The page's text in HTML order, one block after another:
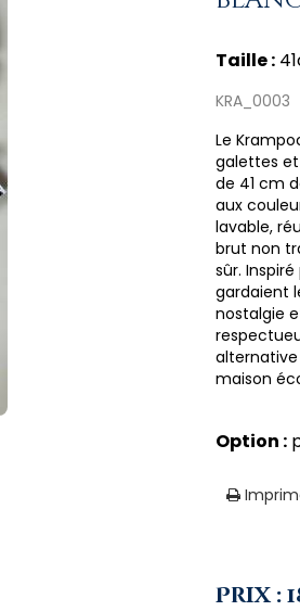
Taille :
KRA_0003
Le
galettes et
de 41 cm
aux
lavable,
brut non
sûr.
gardaient
nostalgie
maison
Option :
Prix :